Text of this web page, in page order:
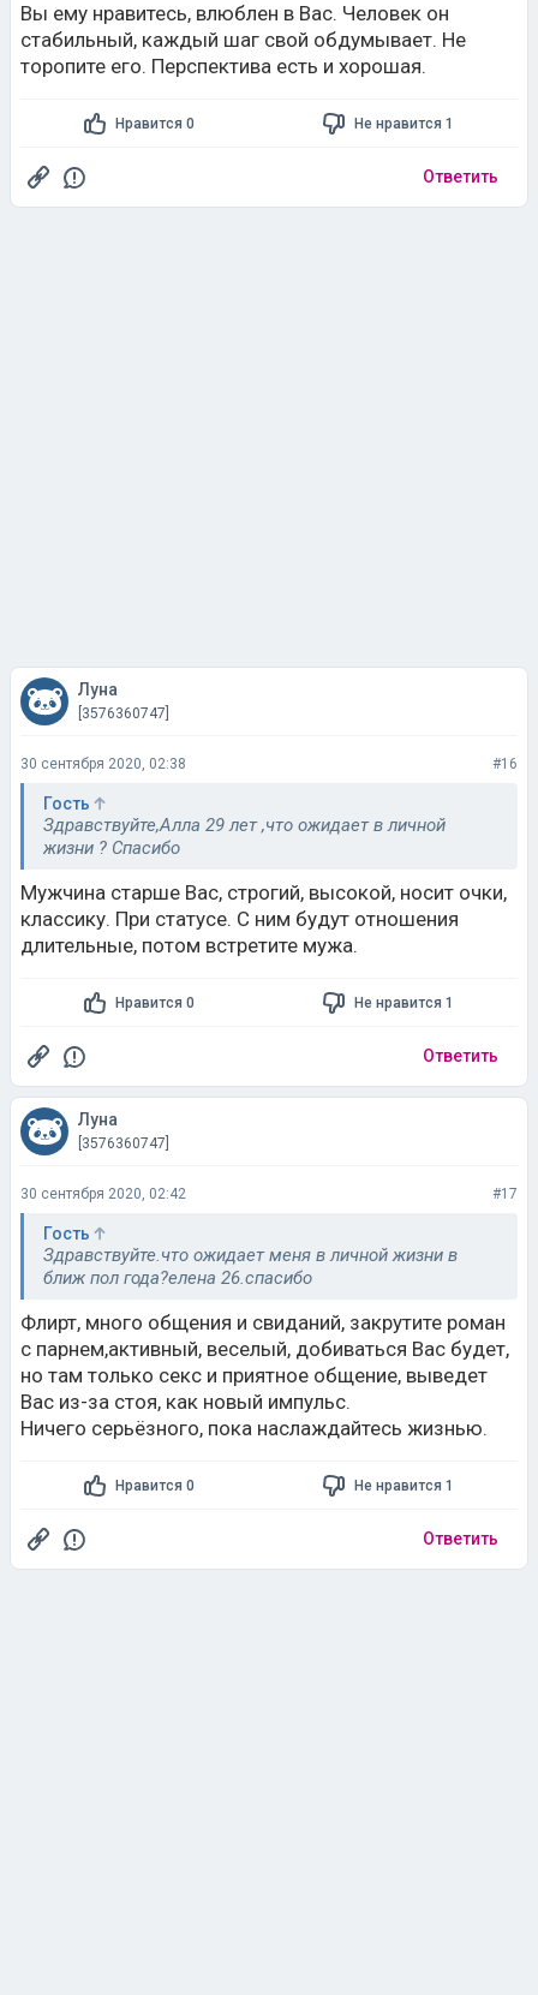
Вы ему нравитесь, влюблен в Вас. Человек он
стабильный, каждый шаг свой обдумывает. Не
торопите его. Перспектива есть и хорошая.
Нравится 0 Не нравится 1
Ответить
Луна
[3576360747]
30 сентября 2020, 02:38 #16
Гость
Здравствуйте,Алла 29 лет ,что ожидает в личной
жизни ? Спасибо
Мужчина старше Вас, строгий, высокой, носит очки,
классику. При статусе. С ним будут отношения
длительные, потом встретите мужа.
Нравится 0 Не нравится 1
Ответить
Луна
[3576360747]
30 сентября 2020, 02:42 #17
Гость
Здравствуйте.что ожидает меня в личной жизни в
ближ пол года?елена 26.спасибо
Флирт, много общения и свиданий, закрутите роман
с парнем,активный, веселый, добиваться Вас будет,
но там только секс и приятное общение, выведет
Вас из-за стоя, как новый импульс.
Ничего серьёзного, пока наслаждайтесь жизнью.
Нравится 0 Не нравится 1
Ответить